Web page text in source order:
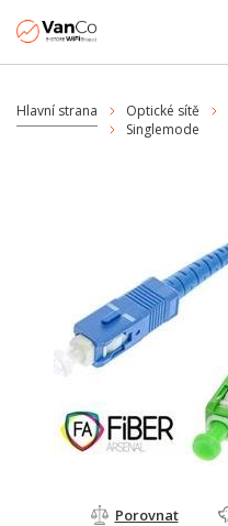
Hlavní strana Optické sítě
Singlemode
Porovnat